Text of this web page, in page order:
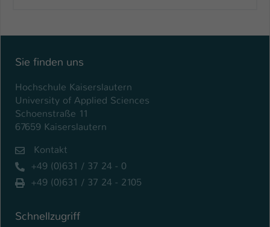
Sie finden uns
Hochschule Kaiserslautern
University of Applied Sciences
Schoenstraße 11
67659 Kaiserslautern
Kontakt
+49 (0)631 / 37 24 - 0
+49 (0)631 / 37 24 - 2105
Schnellzugriff